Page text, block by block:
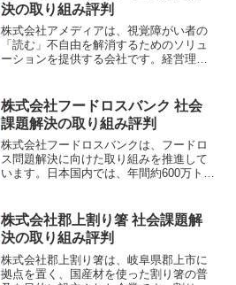
決の取り組み評判
株式会社アメディアは、視覚障がい者の
「読む」不自由を解消するためのソリュ
ーションを提供する会社です。経営理念
で人々がつながり、技術と交流で障がい
者が自立できる環境...
株式会社フードロスバンク 社会
課題解決の取り組み評判
株式会社フードロスバンクは、フードロ
ス問題解決に向けた取り組みを推進して
います。日本国内では、年間約600万トン
飢餓に苦しんでいる状況です。株式会社
フードロスバンクは...
株式会社郡上割り箸 社会課題解
決の取り組み評判
株式会社郡上割り箸は、岐阜県郡上市に
拠点を置く、国産材を使った割り箸の普